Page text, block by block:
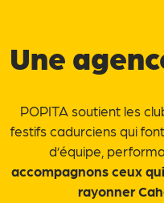
Une
POPITA soutient les
festifs cadurciens qui
d’équipe,
accompagnons ceux
rayonner